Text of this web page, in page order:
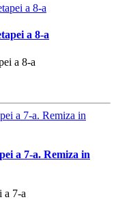
a 8-a
a 8-a
a 7-a. Remiza in
7-a